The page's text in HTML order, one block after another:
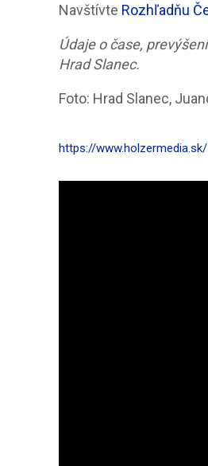
Navštívte Rozhľadňu
Údaje o čase,
Hrad Slanec.
Foto: Hrad Slanec,
https://www.holzermedia.sk/